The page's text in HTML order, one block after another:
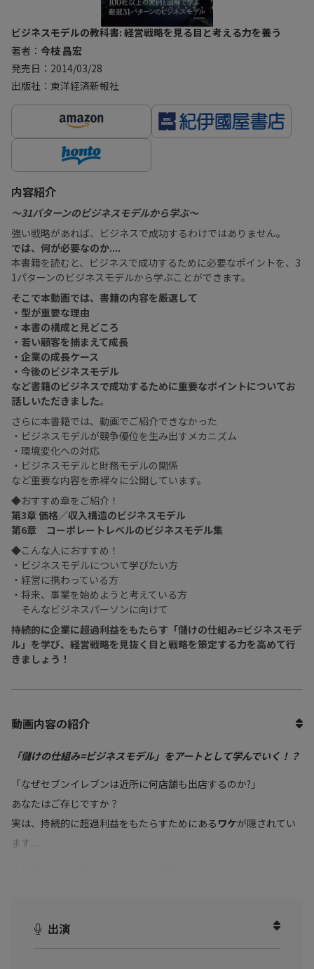
ビジネスモデルの教科書: 経営戦略を見る目と考える力を養う
著者： 今枝 昌宏
発売日：2014/03/28
出版社：東洋経済新報社
内容紹介
〜31パターンのビジネスモデルから学ぶ〜
強い戦略があれば、ビジネスで成功するわけではありません。
では、何が必要なのか....
本書籍を読むと、ビジネスで成功するために必要なポイントを、3
1パターンのビジネスモデルから学ぶことができます。
そこで本動画では、書籍の内容を厳選して
・型が重要な理由
・本書の構成と見どころ
・若い顧客を捕まえて成長
・企業の成長ケース
・今後のビジネスモデル
など書籍のビジネスで成功するために重要なポイントについてお
話しいただきました。
さらに本書籍では、動画でご紹介できなかった
・ビジネスモデルが競争優位を生み出すメカニズム
・環境変化への対応
・ビジネスモデルと財務モデルの関係
など重要な内容を赤裸々に公開しています。
◆おすすめ章をご紹介！
第3章 価格／収入構造のビジネスモデル
第6章 コーポレートレベルのビジネスモデル集
◆こんな人におすすめ！
・ビジネスモデルについて学びたい方
・経営に携わっている方
・将来、事業を始めようと考えている方
そんなビジネスパーソンに向けて
持続的に企業に超過利益をもたらす「儲けの仕組み=ビジネスモデ
ル」を学び、経営戦略を見抜く目と戦略を策定する力を高めて行
きましょう！
動画内容の紹介
「儲けの仕組み=ビジネスモデル」をアートとして学んでいく！？
「なぜセブンイレブンは近所に何店舗も出店するのか?」
あなたはご存じですか？
実は、持続的に超過利益をもたらすためにある ワケが隠されてい
ます....
・若い顧客を捕まえて成長
・企業の成長ケース
出演